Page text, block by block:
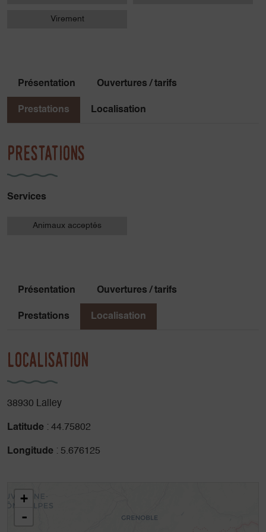
d’alpinisme ! Tout au long de l’année, je cultive
Virement
Présentation Ouvertures / tarifs
Prestations Localisation
Prestations
Services
Animaux acceptés
Présentation Ouvertures / tarifs
Prestations Localisation
Localisation
38930 Lalley
Latitude : 44.75802
Longitude : 5.676125
+
-